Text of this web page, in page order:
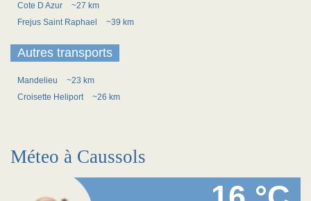
Cote D Azur
~27 km
Frejus Saint Raphael
~39 km
Autres transports
Mandelieu
~23 km
Croisette Heliport
~26 km
Méteo à Caussols